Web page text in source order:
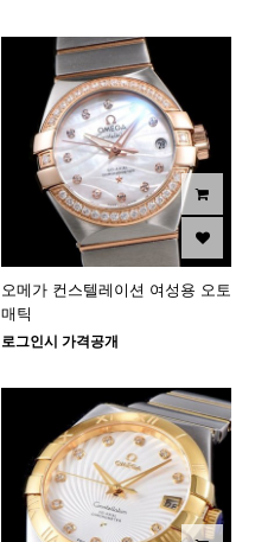
오메가 컨스텔레이션 여성용 오토
매틱
로그인시 가격공개